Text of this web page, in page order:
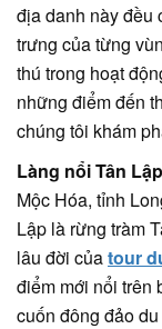
địa danh này đều
trưng của từng
thú trong hoạt
những điểm đến
chúng tôi khám
Làng nổi Tân
Mộc Hóa, tỉnh
Lập là rừng tràm
lâu đời củatour
điểm mới nổi trên
cuốn đông đảo